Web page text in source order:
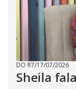
DO R7/17/07/2026
Sheila